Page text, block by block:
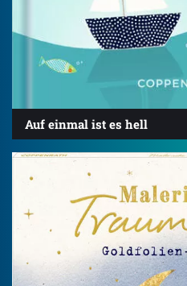
Auf einmal ist es hell